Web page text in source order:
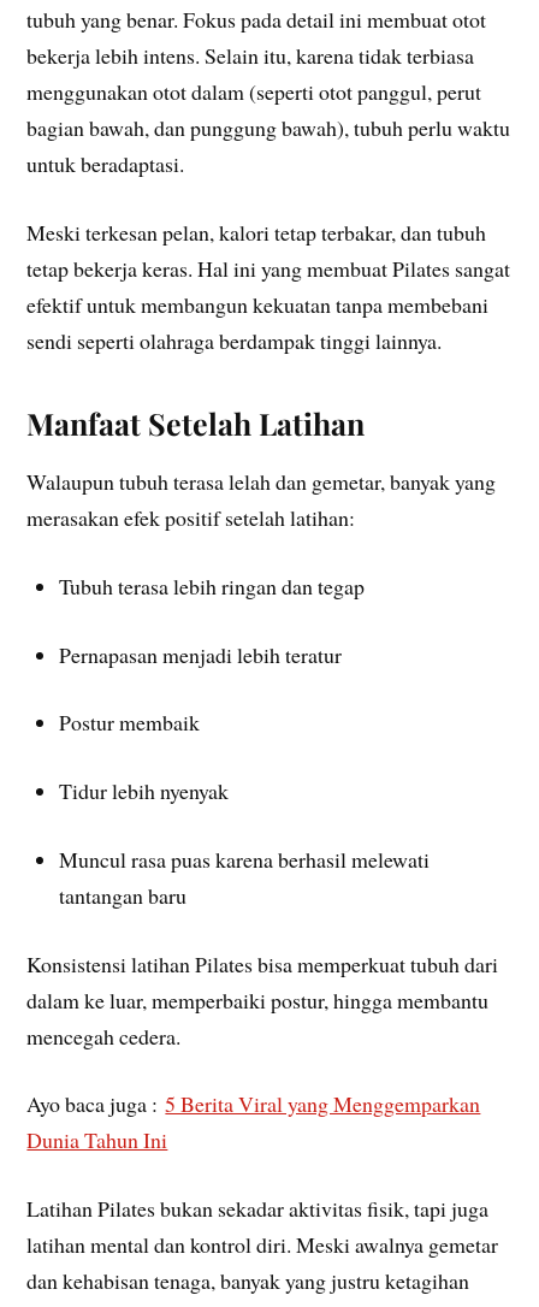
tubuh yang benar. Fokus pada detail ini membuat otot
bekerja lebih intens. Selain itu, karena tidak terbiasa
menggunakan otot dalam (seperti otot panggul, perut
bagian bawah, dan punggung bawah), tubuh perlu waktu
untuk beradaptasi.
Meski terkesan pelan, kalori tetap terbakar, dan tubuh
tetap bekerja keras. Hal ini yang membuat Pilates sangat
efektif untuk membangun kekuatan tanpa membebani
sendi seperti olahraga berdampak tinggi lainnya.
Manfaat Setelah Latihan
Walaupun tubuh terasa lelah dan gemetar, banyak yang
merasakan efek positif setelah latihan:
Tubuh terasa lebih ringan dan tegap
Pernapasan menjadi lebih teratur
Postur membaik
Tidur lebih nyenyak
Muncul rasa puas karena berhasil melewati
tantangan baru
Konsistensi latihan Pilates bisa memperkuat tubuh dari
dalam ke luar, memperbaiki postur, hingga membantu
mencegah cedera.
Ayo baca juga :5 Berita Viral yang Menggemparkan
Dunia Tahun Ini
Latihan Pilates bukan sekadar aktivitas fisik, tapi juga
latihan mental dan kontrol diri. Meski awalnya gemetar
dan kehabisan tenaga, banyak yang justru ketagihan